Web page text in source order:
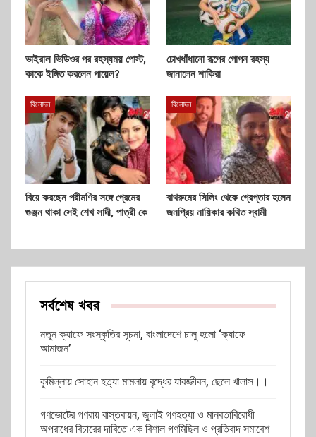
ভাইরাল ভিডিওর পর রহস্যময় পোস্ট,
কাকে ইঙ্গিত করলেন পায়েল?
চোখধাঁধানো রূপের গোপন রহস্য
জানালেন শাকিরা
বিনোদন
বিয়ে করছেন পরীমণির সঙ্গে প্রেমের
গুঞ্জন থাকা সেই শেখ সাদী, পাত্রী কে
বিনোদন
বাথরুমের সিলিং থেকে গ্রেপ্তার হলেন
জনপ্রিয় নায়িকার কথিত স্বামী
সর্বশেষ খবর
নতুন ক্যাফে সংস্কৃতির সূচনা, বাংলাদেশে চালু হলো ‘ক্যাফে
আমাজন’
কুমিল্লায় সোহান হত্যা মামলায় বৃদ্ধের যাবজ্জীবন, ছেলে খালাস।।
গণভোটের গণরায় বাস্তবায়ন, জুলাই গণহত্যা ও মানবতাবিরোধী
অপরাধের বিচারের দাবিতে এক বিশাল গণমিছিল ও প্রতিবাদ সমাবেশ